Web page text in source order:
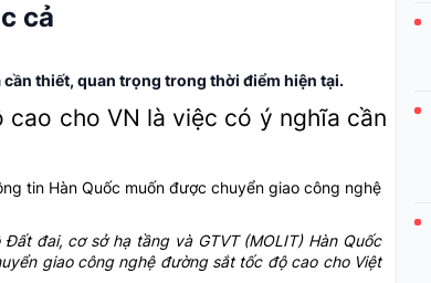
cả
thiết, quan trọng trong thời điểm hiện tại.
cho VN là việc có ý nghĩa cần
tin Hàn Quốc muốn được chuyển giao công nghệ
đai, cơ sở hạ tầng và GTVT (MOLIT) Hàn Quốc
giao công nghệ đường sắt tốc độ cao cho Việt